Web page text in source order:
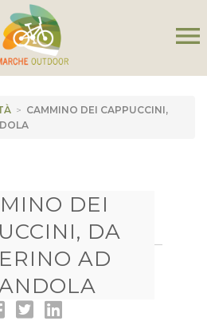
menu
> CAMMINO DEI CAPPUCCINI,
DEI
DA
AD